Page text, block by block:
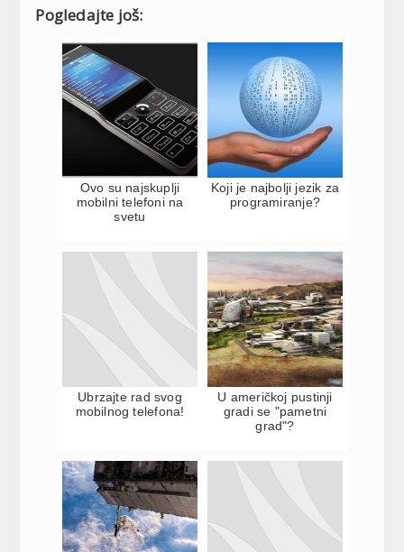
Pogledajte još:
Ovo su najskuplji
mobilni telefoni na
svetu
Koji je najbolji jezik za
programiranje?
Ubrzajte rad svog
mobilnog telefona!
U američkoj pustinji
gradi se "pametni
grad"?